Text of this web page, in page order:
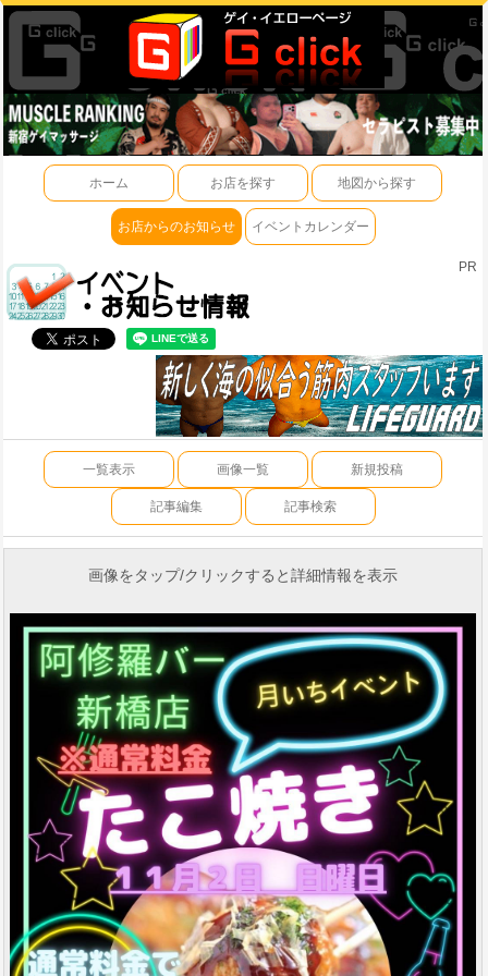
ホーム お店を探す 地図から探す
お店からのお知らせ イベントカレンダー
PR
一覧表示 画像一覧 新規投稿
記事編集 記事検索
画像をタップ/クリックすると詳細情報を表示